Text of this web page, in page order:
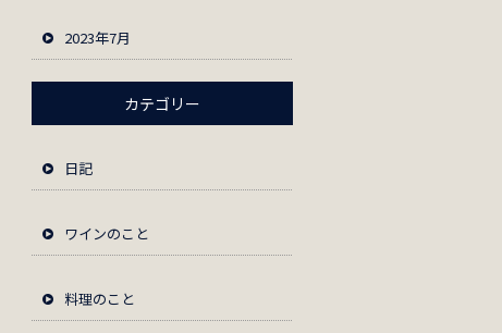
2023年7月
カテゴリー
日記
ワインのこと
料理のこと